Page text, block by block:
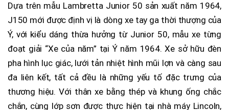
Dựa trên mẫu Lambretta Junior 50 sản xuất năm 1964,
J150 mới được định vị là dòng xe tay ga thời thượng của
Ý, với kiểu dáng thừa hưởng từ Junior 50, mẫu xe từng
đoạt giải “Xe của năm” tại Ý năm 1964. Xe sở hữu đèn
pha hình lục giác, lưới tản nhiệt hình mũi lợn và càng sau
đa liên kết, tất cả đều là những yếu tố đặc trưng của
thương hiệu. Với thân xe bằng thép và khung ống chắc
chắn, cùng lớp sơn được thực hiện tại nhà máy Lincoln,